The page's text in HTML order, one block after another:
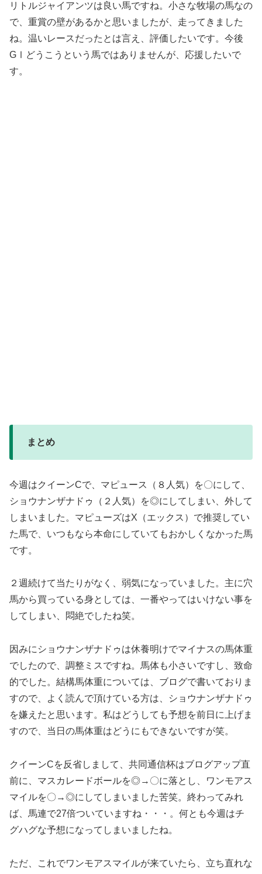
リトルジャイアンツは良い馬ですね。小さな牧場の馬なの
で、重賞の壁があるかと思いましたが、走ってきました
ね。温いレースだったとは言え、評価したいです。今後
GⅠどうこうという馬ではありませんが、応援したいで
す。
まとめ
今週はクイーンCで、マピュース（８人気）を〇にして、
ショウナンザナドゥ（２人気）を◎にしてしまい、外して
しまいました。マピューズはX（エックス）で推奨してい
た馬で、いつもなら本命にしていてもおかしくなかった馬
です。
２週続けて当たりがなく、弱気になっていました。主に穴
馬から買っている身としては、一番やってはいけない事を
してしまい、悶絶でしたね笑。
因みにショウナンザナドゥは休養明けでマイナスの馬体重
でしたので、調整ミスですね。馬体も小さいですし、致命
的でした。結構馬体重については、ブログで書いておりま
すので、よく読んで頂けている方は、ショウナンザナドゥ
を嫌えたと思います。私はどうしても予想を前日に上げま
すので、当日の馬体重はどうにもできないですが笑。
クイーンCを反省しまして、共同通信杯はブログアップ直
前に、マスカレードボールを◎→〇に落とし、ワンモアス
マイルを〇→◎にしてしまいました苦笑。終わってみれ
ば、馬連で27倍ついていますね・・・。何とも今週はチ
グハグな予想になってしまいましたね。
ただ、これでワンモアスマイルが来ていたら、立ち直れな